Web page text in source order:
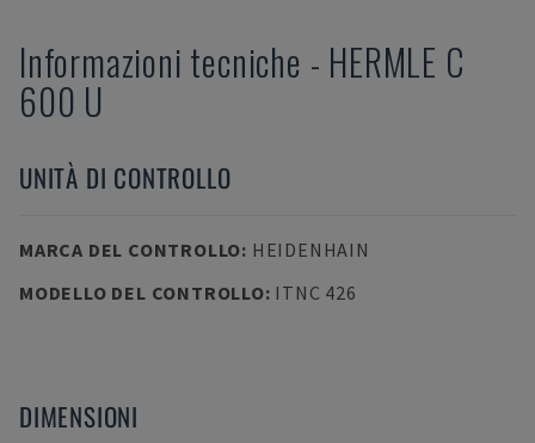
Informazioni tecniche - HERMLE C
600 U
UNITÀ DI CONTROLLO
MARCA DEL CONTROLLO: HEIDENHAIN
MODELLO DEL CONTROLLO: ITNC 426
DIMENSIONI